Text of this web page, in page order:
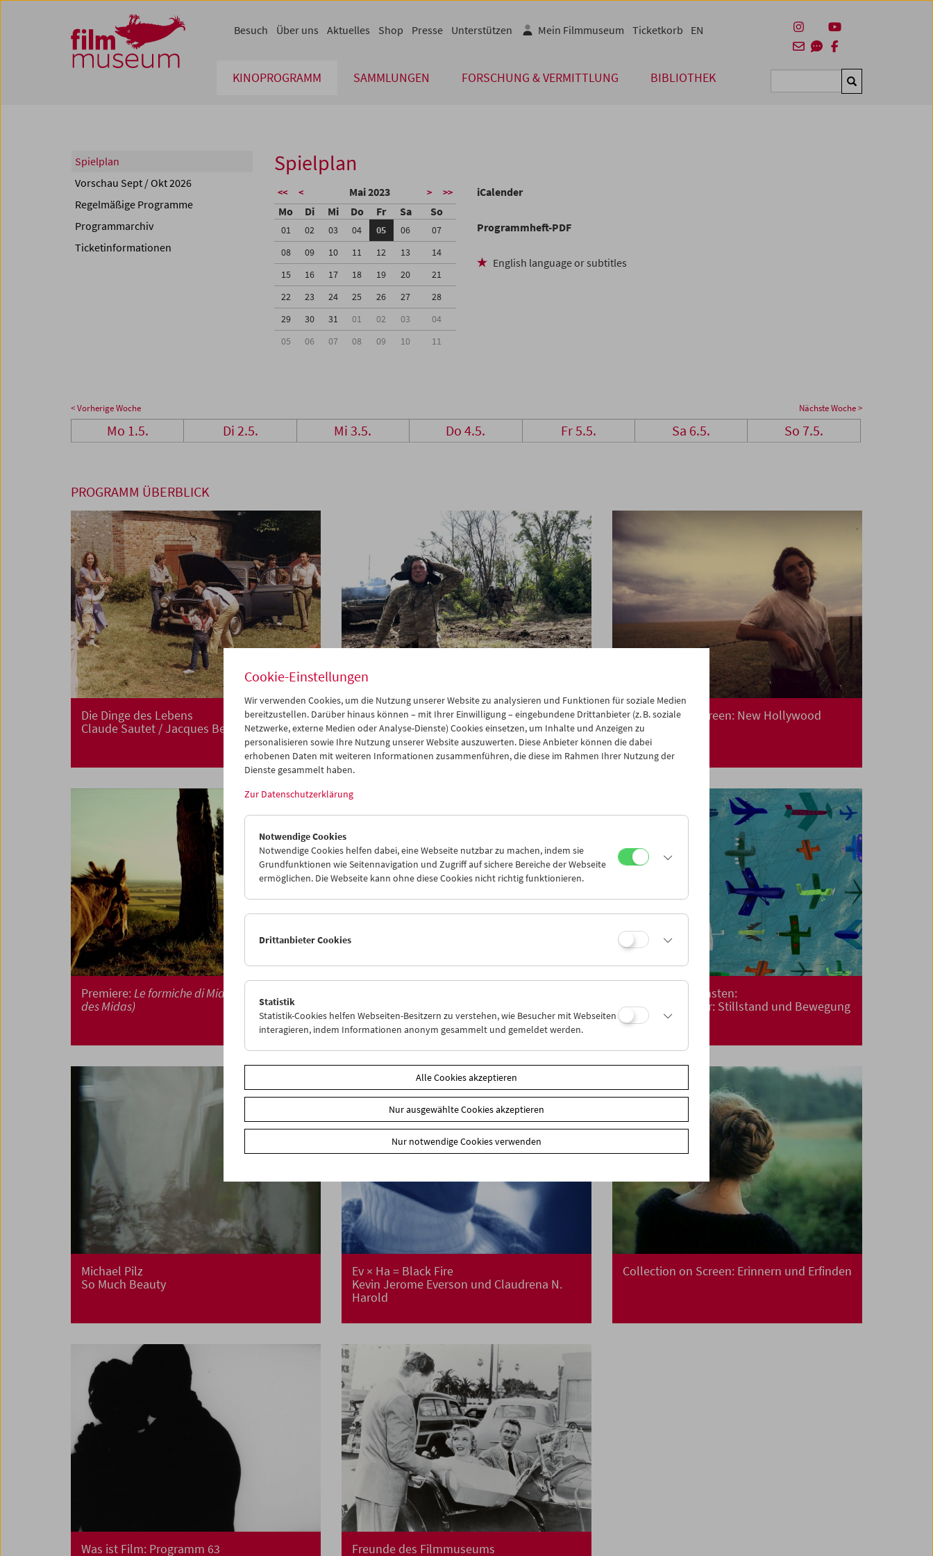
Zum Inhalt
Zum Hauptmenü
Zur Servicenavigation
Zum Suche
KINOPROGRAMM SAMMLUNGEN FORSCHUNG & VERMITTLUNG BIBLIOTHEK Suchen
Besuch Über uns Aktuelles Shop Presse Unterstützen Mein Filmmuseum Ticketkorb EN
Spielplan
Vorschau Sept / Okt 2026
Regelmäßige Programme
Programmarchiv
Ticketinformationen
Spielplan
<< < Mai 2023 > >>
Mo Di Mi Do Fr Sa So
01 02 03 04 05 06
07
08
09 10 11 12 13
14
15
16 17 18 19 20
21
22
23 24 25 26 27
28
29
30 31 01 02 03
04
05
06 07 08 09 10 11
iCalender
Programmheft-PDF
English language or subtitles
< Vorherige Woche Nächste Woche >
Mo 1.5. Di 2.5. Mi 3.5. Do 4.5. Fr 5.5. Sa 6.5. So 7.5.
PROGRAMM ÜBERBLICK
Die Dinge des Lebens
Claude Sautet / Jacques Becker
Crossing Europe @ Filmmuseum Collection on Screen: New Hollywood
Premiere:Le formiche di Mida (Die Ameisen
des Midas)
Kino für die Kleinsten:
Cinemini on Tour: Stillstand und Bewegung
Michael Pilz
So Much Beauty
Ev × Ha = Black Fire
Kevin Jerome Everson und Claudrena N.
Harold
Collection on Screen: Erinnern und Erfinden
Was ist Film: Programm 63 Freunde des Filmmuseums
Cookie-Einstellungen
Wir verwenden Cookies, um die Nutzung unserer Website zu analysieren und Funktionen für soziale Medien
bereitzustellen. Darüber hinaus können – mit Ihrer Einwilligung – eingebundene Drittanbieter (z. B. soziale
Netzwerke, externe Medien oder Analyse-Dienste) Cookies einsetzen, um Inhalte und Anzeigen zu
personalisieren sowie Ihre Nutzung unserer Website auszuwerten. Diese Anbieter können die dabei
erhobenen Daten mit weiteren Informationen zusammenführen, die diese im Rahmen Ihrer Nutzung der
Dienste gesammelt haben.
Zur Datenschutzerklärung
Notwendige Cookies
Notwendige Cookies helfen dabei, eine Webseite nutzbar zu machen, indem sie
Grundfunktionen wie Seitennavigation und Zugriff auf sichere Bereiche der Webseite
ermöglichen. Die Webseite kann ohne diese Cookies nicht richtig funktionieren.
Drittanbieter Cookies
Statistik
Statistik-Cookies helfen Webseiten-Besitzern zu verstehen, wie Besucher mit Webseiten
interagieren, indem Informationen anonym gesammelt und gemeldet werden.
Alle Cookies akzeptieren
Nur ausgewählte Cookies akzeptieren
Nur notwendige Cookies verwenden